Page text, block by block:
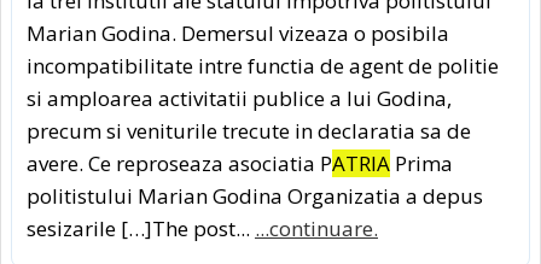
Marian Godina. Demersul vizeaza o posibila
incompatibilitate intre functia de agent de politie
si amploarea activitatii publice a lui Godina,
precum si veniturile trecute in declaratia sa de
avere. Ce reproseaza asociatia PATRIA Prima
politistului Marian Godina Organizatia a depus
sesizarile […]The post... ...continuare.